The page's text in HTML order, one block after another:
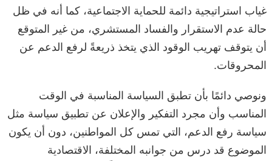
غياب استراتيجية دائمة للحماية الاجتماعية، كما أنه في ظل
حالة عدم الاستقرار والفساد المستشري، من غير المتوقع
أن يتوقف تهريب الوقود الذي يتخذ ذريعةً لرفع الدعم عن
المحروقات.
ونوصي دائمًا بأن تطبق السياسة المناسبة في الوقت
المناسب وأن مجرد التفكير والإعلان عن تطبيق سياسة مثل
سياسة رفع الدعم، التي تمس كل المواطنين، دون أن يكون
الموضوع قد درس من جوانبه المختلفة، الاقتصادية